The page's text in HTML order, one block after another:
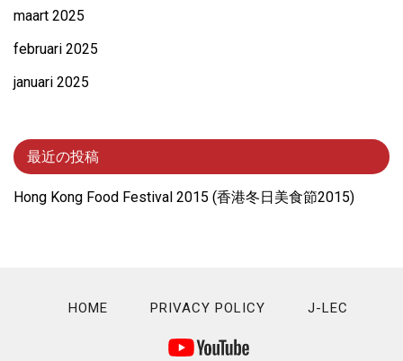
maart 2025
februari 2025
januari 2025
最近の投稿
Hong Kong Food Festival 2015 (⾹港冬⽇美⾷節2015)
HOME PRIVACY POLICY J-LEC